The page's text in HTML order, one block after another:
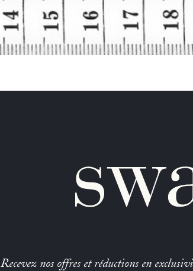
Recevez nos offres et réductions en